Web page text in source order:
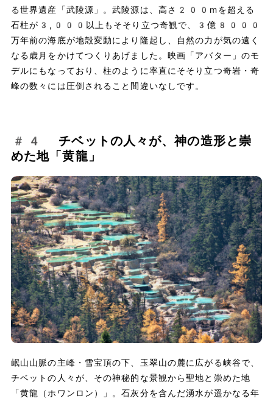
る世界遺産「武陵源」。武陵源は、高さ200mを超える
石柱が3,000以上もそそり立つ奇観で、3億8000
万年前の海底が地殻変動により隆起し、自然の力が気の遠く
なる歳月をかけてつくりあげました。映画「アバター」のモ
デルにもなっており、柱のように率直にそそり立つ奇岩・奇
峰の数々には圧倒されること間違いなしです。
#4 チベットの人々が、神の造形と崇
めた地「黄龍」
岷山山脈の主峰・雪宝頂の下、玉翠山の麓に広がる峡谷で、
チベットの人々が、その神秘的な景観から聖地と崇めた地
「黄龍（ホワンロン）」。石灰分を含んだ湧水が遥かなる年